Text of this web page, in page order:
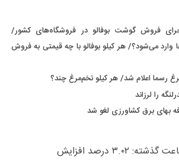
فروش گوشت بوفالو در فروشگاه‌های کشور/
وارد می‌شود؟/ هر کیلو بوفالو با چه قیمتی به فروش
رسما اعلام شد/ هر کیلو تخم‌مرغ چند؟
بهای برق کشاورزی لغو شد